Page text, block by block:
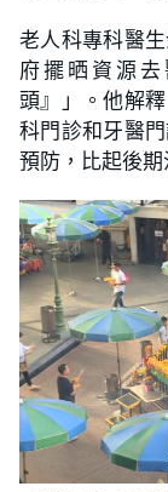
老人科專科醫
府擺晒資源
頭』」。他解
科門診和牙醫
預防，比起後期